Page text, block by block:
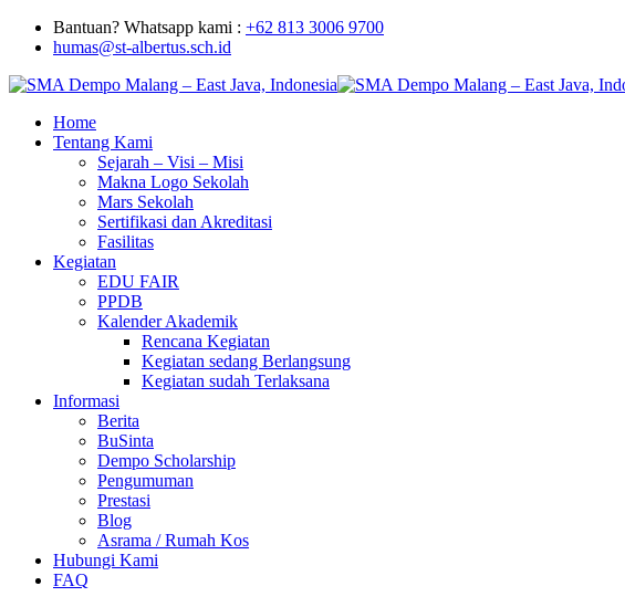
Bantuan? Whatsapp kami : +62 813 3006 9700
humas@st-albertus.sch.id
Home
Tentang Kami
Sejarah – Visi – Misi
Makna Logo Sekolah
Mars Sekolah
Sertifikasi dan Akreditasi
Fasilitas
Kegiatan
EDU FAIR
PPDB
Kalender Akademik
Rencana Kegiatan
Kegiatan sedang Berlangsung
Kegiatan sudah Terlaksana
Informasi
Berita
BuSinta
Dempo Scholarship
Pengumuman
Prestasi
Blog
Asrama / Rumah Kos
Hubungi Kami
FAQ